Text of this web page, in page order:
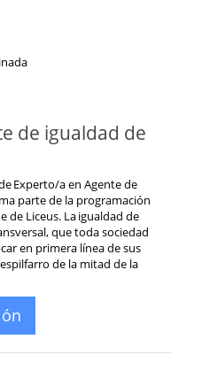
de igualdad de
Experto/a en Agente de
parte de la programación
de Liceus. La igualdad de
que toda sociedad
en primera línea de sus
de la mitad de la